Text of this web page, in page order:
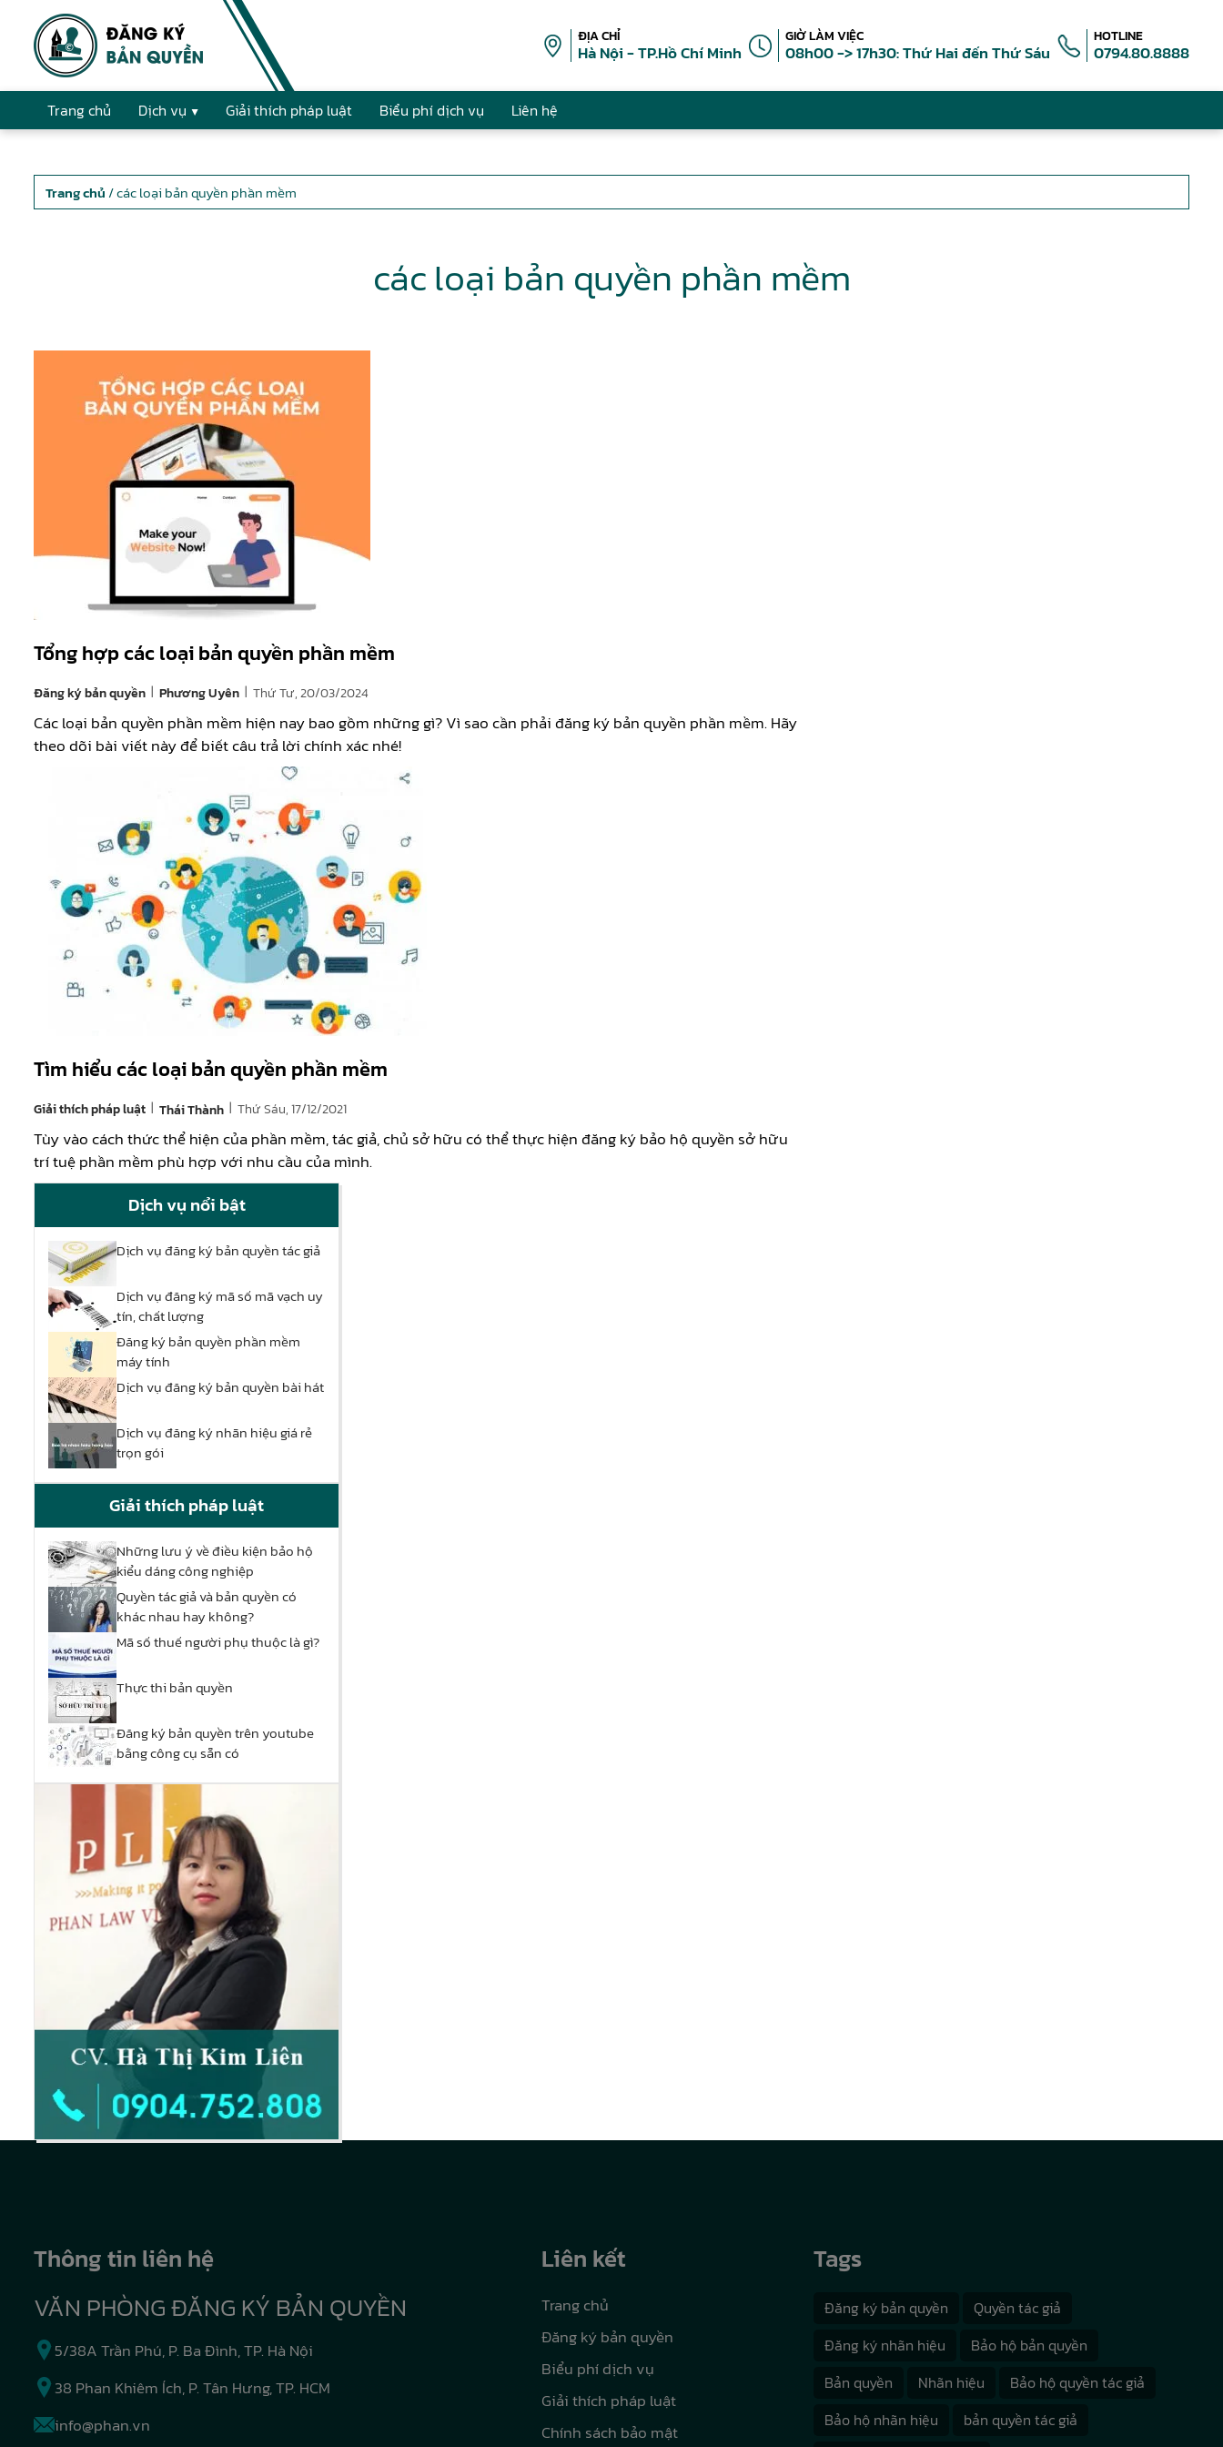
ĐỊA CHỈ
Hà Nội - TP.Hồ Chí Minh
GIỜ LÀM VIỆC
08h00 -> 17h30: Thứ Hai đến Thứ Sáu
HOTLINE
0794.80.8888
Trang chủ Dịch vụ Giải thích pháp luật Biểu phí dịch vụ Liên hệ
Trang chủ / các loại bản quyền phần mềm
các loại bản quyền phần mềm
Tổng hợp các loại bản quyền phần mềm
Đăng ký bản quyền | Phương Uyên | Thứ Tư, 20/03/2024
Các loại bản quyền phần mềm hiện nay bao gồm những gì? Vì sao cần phải đăng ký bản quyền phần mềm. Hãy
theo dõi bài viết này để biết câu trả lời chính xác nhé!
Tìm hiểu các loại bản quyền phần mềm
Giải thích pháp luật | Thái Thành | Thứ Sáu, 17/12/2021
Tùy vào cách thức thể hiện của phần mềm, tác giả, chủ sở hữu có thể thực hiện đăng ký bảo hộ quyền sở hữu
trí tuệ phần mềm phù hợp với nhu cầu của mình.
Dịch vụ nổi bật
Dịch vụ đăng ký bản quyền tác giả
Dịch vụ đăng ký mã số mã vạch uy
tín, chất lượng
Đăng ký bản quyền phần mềm
máy tính
Dịch vụ đăng ký bản quyền bài hát
Dịch vụ đăng ký nhãn hiệu giá rẻ
trọn gói
Giải thích pháp luật
Những lưu ý về điều kiện bảo hộ
kiểu dáng công nghiệp
Quyền tác giả và bản quyền có
khác nhau hay không?
Mã số thuế người phụ thuộc là gì?
Thực thi bản quyền
Đăng ký bản quyền trên youtube
bằng công cụ sẵn có
Thông tin liên hệ
VĂN PHÒNG ĐĂNG KÝ BẢN QUYỀN
5/38A Trần Phú, P. Ba Đình, TP. Hà Nội
38 Phan Khiêm Ích, P. Tân Hưng, TP. HCM
info@phan.vn
Liên kết
Trang chủ
Đăng ký bản quyền
Biểu phí dịch vụ
Giải thích pháp luật
Chính sách bảo mật
Tags
Đăng ký bản quyền
Quyền tác giả
Đăng ký nhãn hiệu
Bảo hộ bản quyền
Bản quyền
Nhãn hiệu
Bảo hộ quyền tác giả
Bảo hộ nhãn hiệu
bản quyền tác giả